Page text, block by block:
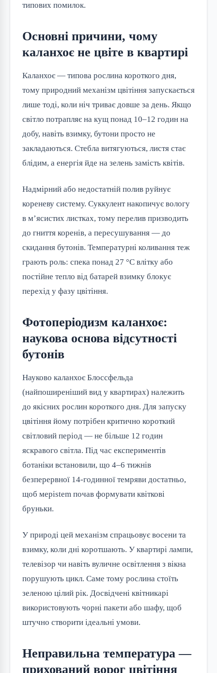
типових помилок.
Основні причини, чому
каланхоє не цвіте в квартирі
Каланхоє — типова рослина короткого дня,
тому природний механізм цвітіння запускається
лише тоді, коли ніч триває довше за день. Якщо
світло потрапляє на кущ понад 10–12 годин на
добу, навіть взимку, бутони просто не
закладаються. Стебла витягуються, листя стає
блідим, а енергія йде на зелень замість квітів.
Надмірний або недостатній полив руйнує
кореневу систему. Суккулент накопичує вологу
в м’ясистих листках, тому перелив призводить
до гниття коренів, а пересушування — до
скидання бутонів. Температурні коливання теж
грають роль: спека понад 27 °C влітку або
постійне тепло від батарей взимку блокує
перехід у фазу цвітіння.
Фотоперіодизм каланхоє:
наукова основа відсутності
бутонів
Науково каланхоє Блоссфельда
(найпоширеніший вид у квартирах) належить
до якісних рослин короткого дня. Для запуску
цвітіння йому потрібен критично короткий
світловий період — не більше 12 годин
яскравого світла. Під час експериментів
ботаніки встановили, що 4–6 тижнів
безперервної 14-годинної темряви достатньо,
щоб мерistem почав формувати квіткові
бруньки.
У природі цей механізм спрацьовує восени та
взимку, коли дні коротшають. У квартирі лампи,
телевізор чи навіть вуличне освітлення з вікна
порушують цикл. Саме тому рослина стоїть
зеленою цілий рік. Досвідчені квітникарі
використовують чорні пакети або шафу, щоб
штучно створити ідеальні умови.
Неправильна температура —
прихований ворог цвітіння